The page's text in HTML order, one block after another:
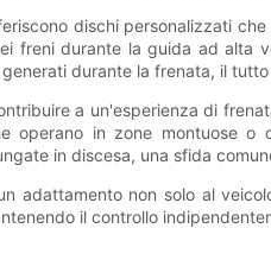
dischi personalizzati
freni durante la guida ad alta
durante la frenata, il
a un'esperienza di
in zone montuose
in discesa, una sfida
adattamento non solo al
il controllo